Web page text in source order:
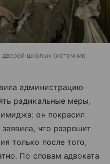
дверей школы»
источник:
администрацию
радикальные меры,
он покрасил
что разрешит
только после того,
По словам адвоката